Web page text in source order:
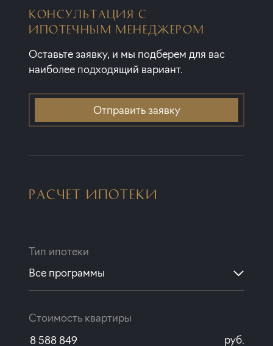
КОНСУЛЬТАЦИЯ С
ИПОТЕЧНЫМ МЕНЕДЖЕРОМ
Оставьте заявку, и мы подберем для вас
наиболее подходящий вариант.
Отправить заявку
РАСЧЕТ ИПОТЕКИ
Тип ипотеки
Все программы
Стоимость квартиры
руб.